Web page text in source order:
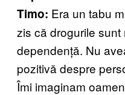
Timo: Era un tabu
zis că drogurile
dependență. Nu
pozitivă despre
Îmi imaginam